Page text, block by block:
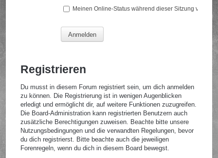
Meinen Online-Status während dieser Sitzung
Registrieren
Du musst in diesem Forum registriert sein, um dich anmelden
zu können. Die Registrierung ist in wenigen Augenblicken
erledigt und ermöglicht dir, auf weitere Funktionen zuzugreifen.
Die Board-Administration kann registrierten Benutzern auch
zusätzliche Berechtigungen zuweisen. Beachte bitte unsere
Nutzungsbedingungen und die verwandten Regelungen, bevor
du dich registrierst. Bitte beachte auch die jeweiligen
Forenregeln, wenn du dich in diesem Board bewegst.